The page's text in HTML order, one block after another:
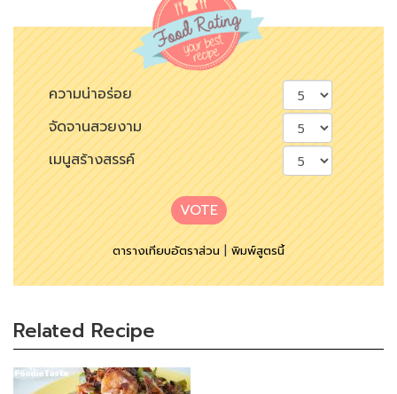
ความน่าอร่อย
จัดจานสวยงาม
เมนูสร้างสรรค์
VOTE
ตารางเทียบอัตราส่วน|พิมพ์สูตรนี้
Related Recipe